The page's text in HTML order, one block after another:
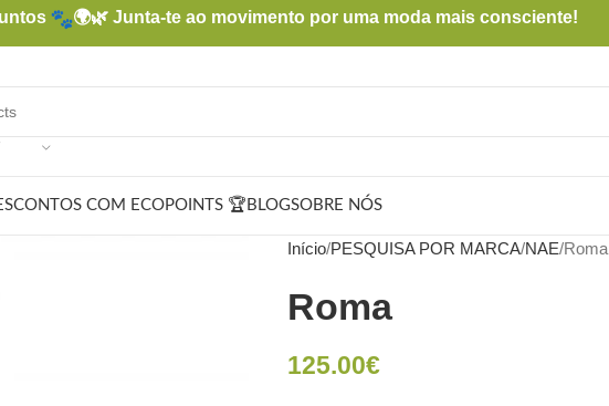
🌍🌿 Junta-te ao movimento por uma moda mais consciente!
COM ECOPOINTS 🏆 BLOGSOBRE NÓS
Início PESQUISA POR MARCA NAE Roma
Roma
125.00€